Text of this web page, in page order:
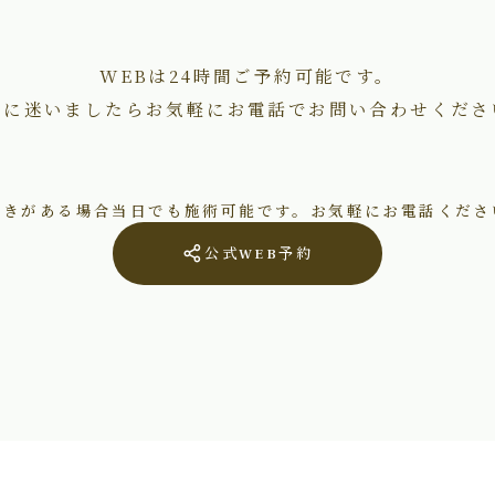
WEBは24時間ご予約可能です。
迷いましたらお気軽にお電話でお問い合わせくだ
がある場合当日でも施術可能です。お気軽にお電話くだ
公式WEB予約